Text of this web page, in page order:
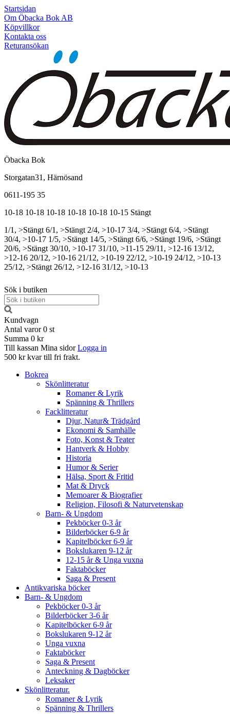
Startsidan
Om Öbacka Bok AB
Köpvillkor
Kontakta oss
Returansökan
Öbacka Bok
Storgatan31, Härnösand
0611-195 35
10-18 10-18 10-18 10-18 10-18 10-15 Stängt
1/1, >Stängt 6/1, >Stängt 2/4, >10-17 3/4, >Stängt 6/4, >Stängt
30/4, >10-17 1/5, >Stängt 14/5, >Stängt 6/6, >Stängt 19/6, >Stängt
20/6, >Stängt 30/10, >10-17 31/10, >11-15 29/11, >12-16 13/12,
>12-16 20/12, >10-16 21/12, >10-19 22/12, >10-19 24/12, >10-13
25/12, >Stängt 26/12, >12-16 31/12, >10-13
Sök i butiken
Kundvagn
Antal varor 0 st
Summa 0 kr
Till kassan Mina sidor Logga in
500 kr kvar till fri frakt.
Bokrea
Skönlitteratur
Romaner & Lyrik
Spänning & Thrillers
Facklitteratur
Djur, Natur& Trädgård
Ekonomi & Samhälle
Foto, Konst & Teater
Hantverk & Hobby
Historia
Humor & Serier
Hälsa, Sport & Fritid
Mat & Dryck
Memoarer & Biografier
Religion, Filosofi & Naturvetenskap
Barn- & Ungdom
Pekböcker 0-3 år
Bilderböcker 6-9 år
Kapitelböcker 6-9 år
Bokslukaren 9-12 år
12-15 år & Unga vuxna
Faktaböcker
Saga & Present
Antikvariska böcker
Barn- & Ungdom
Pekböcker 0-3 år
Bilderböcker 3-6 år
Kapitelböcker 6-9 år
Bokslukaren 9-12 år
Unga vuxna
Faktaböcker
Saga & Present
Anteckning & Dagböcker
Leksaker
Skönlitteratur.
Romaner & Lyrik
Spänning & Thrillers